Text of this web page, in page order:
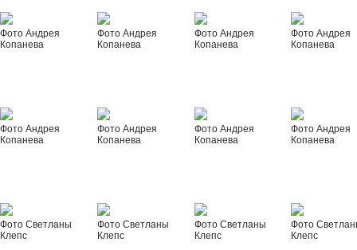
Фото Андрея
Копанева
Фото Андрея
Копанева
Фото Андрея
Копанева
Фото Андрея
Копанева
Фото Андрея
Копанева
Фото Андрея
Копанева
Фото Андрея
Копанева
Фото Андрея
Копанева
Фото Светланы
Клепс
Фото Светланы
Клепс
Фото Светланы
Клепс
Фото
Клепс